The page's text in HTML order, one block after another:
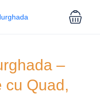
–
cu Quad,